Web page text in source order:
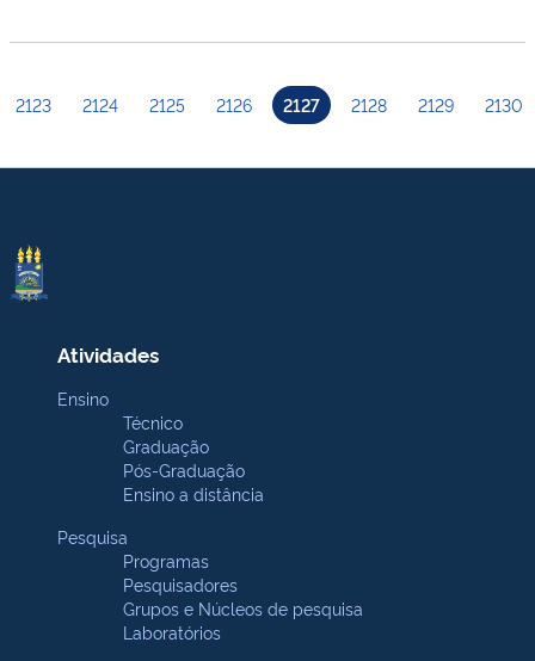
2123 2124 2125 2126 2127 2128 2129 2130
Atividades
Ensino
Técnico
Graduação
Pós-Graduação
Ensino a distância
Pesquisa
Programas
Pesquisadores
Grupos e Núcleos de pesquisa
Laboratórios